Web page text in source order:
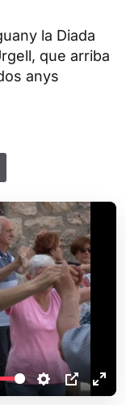
la Diada
que arriba
anys
S
P
E